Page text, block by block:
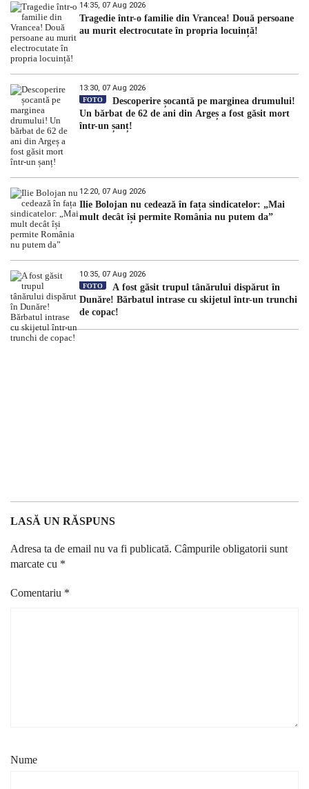
14:35, 07 Aug 2026
Tragedie într-o familie din Vrancea! Două persoane
au murit electrocutate în propria locuință!
13:30, 07 Aug 2026
FOTO
Descoperire șocantă pe marginea drumului!
Un bărbat de 62 de ani din Argeș a fost găsit mort
într-un șanț!
12:20, 07 Aug 2026
Ilie Bolojan nu cedează în fața sindicatelor: „Mai
mult decât își permite România nu putem da”
10:35, 07 Aug 2026
FOTO
A fost găsit trupul tânărului dispărut în
Dunăre! Bărbatul intrase cu skijetul într-un trunchi
de copac!
LASĂ UN RĂSPUNS
Adresa ta de email nu va fi publicată. Câmpurile obligatorii sunt
marcate cu *
Comentariu *
Nume